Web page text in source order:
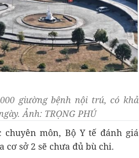
giường bệnh nội trú, có khả
Ảnh: TRỌNG PHÚ
môn, Bộ Y tế đánh giá
cơ sở 2 sẽ chưa đủ bù chi.